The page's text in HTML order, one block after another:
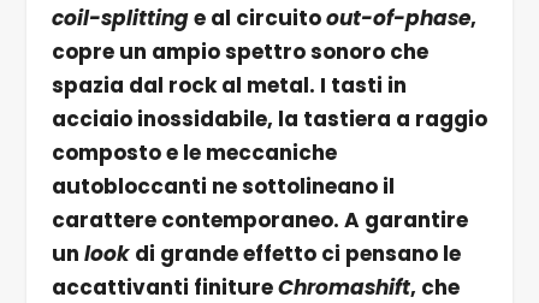
coil-splittinge al circuitoout-of-phase,
copre un ampio spettro sonoro che
spazia dal rock al metal. I tasti in
acciaio inossidabile, la tastiera a raggio
composto e le meccaniche
autobloccanti ne sottolineano il
carattere contemporaneo. A garantire
un look di grande effetto ci pensano le
accattivanti finitureChromashift, che